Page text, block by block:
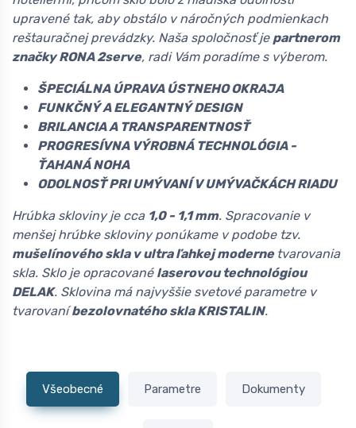
upravené tak, aby obstálo v náročných podmienkach
reštauračnej prevádzky. Naša spoločnosť je partnerom
značky RONA 2serve, radi Vám poradíme s výberom.
ŠPECIÁLNA ÚPRAVA ÚSTNEHO OKRAJA
FUNKČNÝ A ELEGANTNÝ DESIGN
BRILANCIA A TRANSPARENTNOSŤ
PROGRESÍVNA VÝROBNÁ TECHNOLÓGIA -
ŤAHANÁ NOHA
ODOLNOSŤ PRI UMÝVANÍ V UMÝVAČKÁCH RIADU
Hrúbka skloviny je cca 1,0 - 1,1 mm. Spracovanie v
menšej hrúbke skloviny ponúkame v podobe tzv.
mušelínového skla v ultra ľahkej moderne tvarovania
skla. Sklo je opracované laserovou technológiou
DELAK. Sklovina má najvyššie svetové parametre v
tvarovaníbezolovnatého skla KRISTALIN.
Všeobecné Parametre Dokumenty